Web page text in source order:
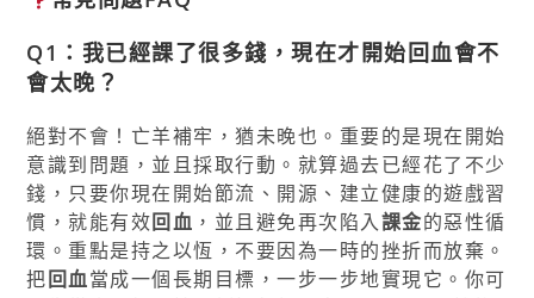
Q1：我已經課了很多錢，現在才開始回血會不
會太晚？
絕對不會！亡羊補牢，猶未晚也。重要的是現在開始
意識到問題，並且採取行動。就算過去已經花了不少
錢，只要你現在開始節流、開源、建立健康的遊戲習
慣，就能有效回血 ，並且避免再次陷入課金的惡性循
環。重點是持之以恆，不要因為一時的挫折而放棄。
把回血當成一個長期目標，一步一步地實現它。你可